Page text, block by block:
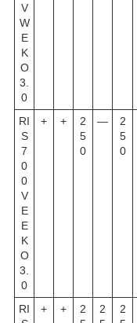
V
W
E
K
O
3.
0
RI
S
7
0
0
V
E
E
K
O
3.
0
+ +
2
5
0
—
2
5
0
RI
+ +
2
2
2